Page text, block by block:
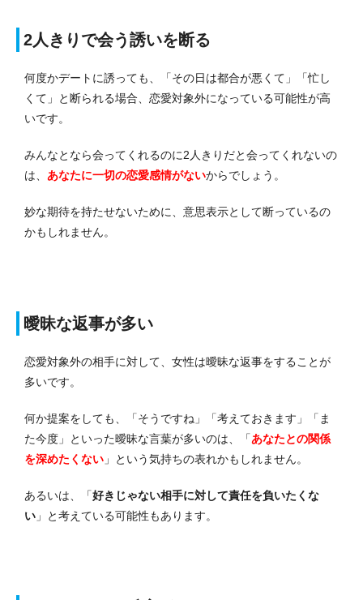
2人きりで会う誘いを断る
何度かデートに誘っても、「その日は都合が悪くて」「忙し
くて」と断られる場合、恋愛対象外になっている可能性が高
いです。
みんなとなら会ってくれるのに2人きりだと会ってくれないの
は、 あなたに一切の恋愛感情がないからでしょう。
妙な期待を持たせないために、意思表示として断っているの
かもしれません。
曖昧な返事が多い
恋愛対象外の相手に対して、女性は曖昧な返事をすることが
多いです。
何か提案をしても、「そうですね」「考えておきます」「ま
た今度」といった曖昧な言葉が多いのは、「あなたとの関係
を深めたくない 」という気持ちの表れかもしれません。
あるいは、「好きじゃない相手に対して責任を負いたくな
い 」と考えている可能性もあります。